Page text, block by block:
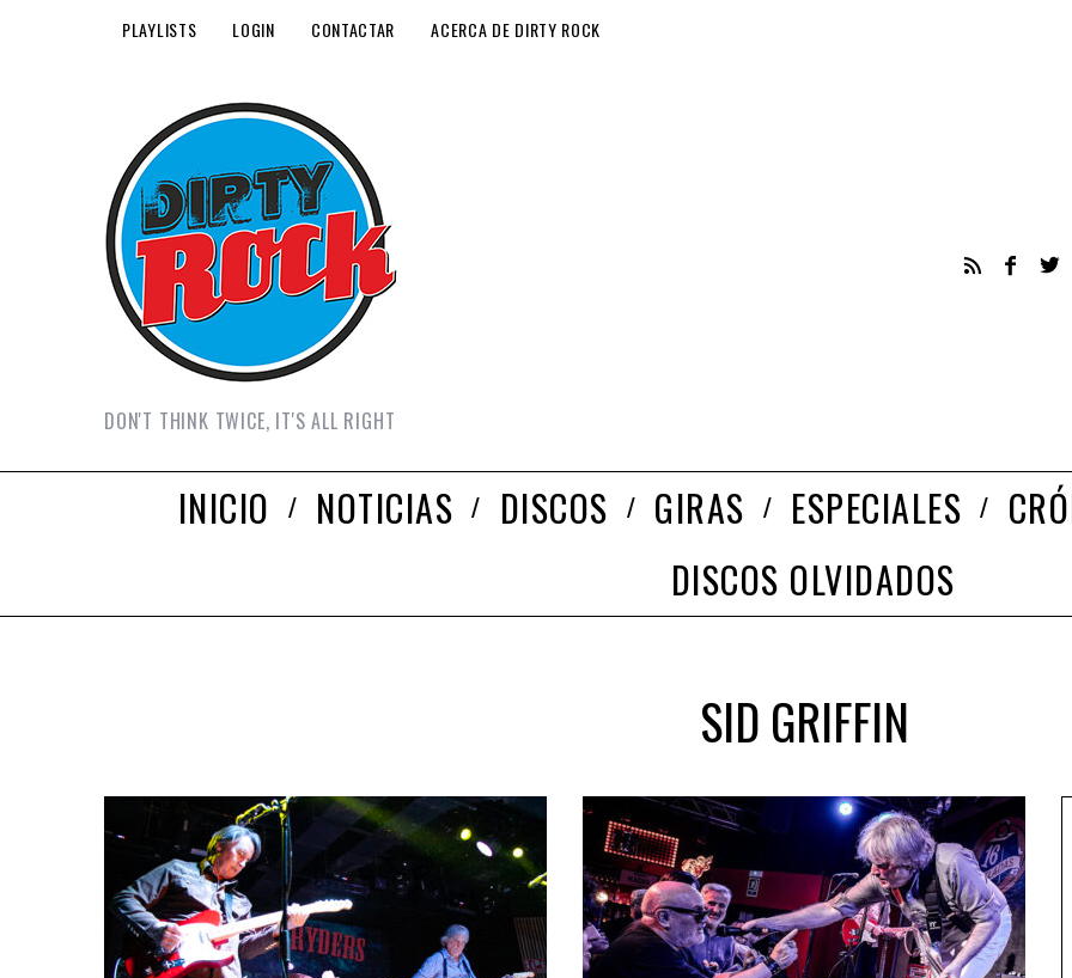
PLAYLISTS LOGIN CONTACTAR ACERCA DE DIRTY ROCK
DON'T THINK TWICE, IT'S ALL RIGHT
INICIO NOTICIAS DISCOS GIRAS ESPECIALES
DISCOS OLVIDADOS
SID GRIFFIN